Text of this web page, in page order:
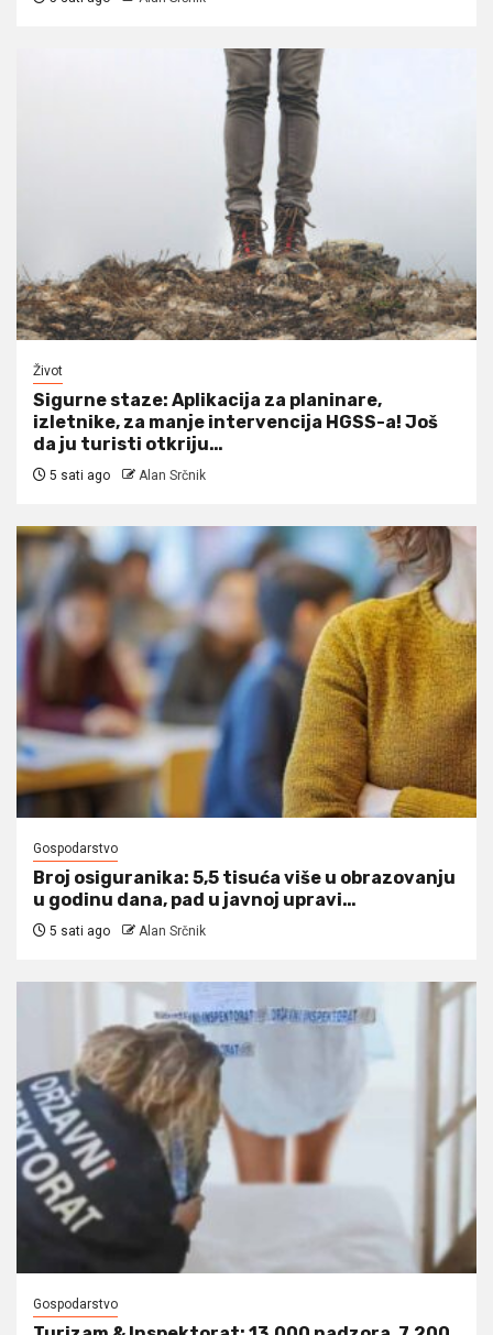
Život
Sigurne staze: Aplikacija za planinare,
izletnike, za manje intervencija HGSS-a! Još
da ju turisti otkriju…
5 sati ago Alan Srčnik
Gospodarstvo
Broj osiguranika: 5,5 tisuća više u obrazovanju
u godinu dana, pad u javnoj upravi…
5 sati ago Alan Srčnik
Gospodarstvo